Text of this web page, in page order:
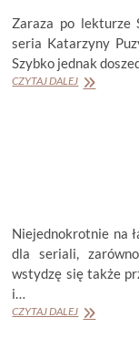
Zaraza po lekturze
seria Katarzyny
Szybko jednak
CZYTAJ DALEJKATARZYNA
Niejednokrotnie na
dla seriali,
wstydzę się także
i…
CZYTAJ DALEJKATARZYNA